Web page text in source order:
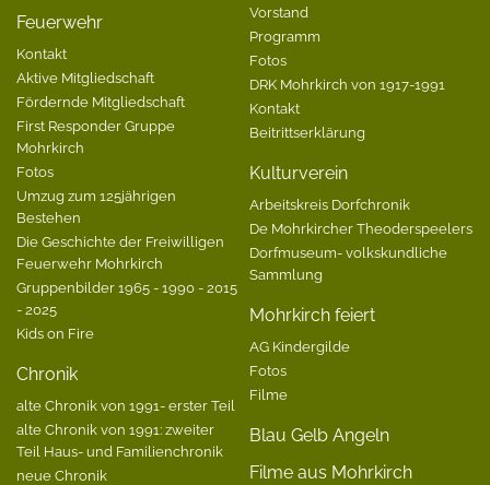
Feuerwehr
Kontakt
Aktive Mitgliedschaft
Fördernde Mitgliedschaft
First Responder Gruppe
Mohrkirch
Fotos
Umzug zum 125jährigen
Bestehen
Die Geschichte der Freiwilligen
Feuerwehr Mohrkirch
Gruppenbilder 1965 - 1990 - 2015
- 2025
Kids on Fire
Chronik
alte Chronik von 1991- erster Teil
alte Chronik von 1991: zweiter
Teil Haus- und Familienchronik
neue Chronik
Vorstand
Programm
Fotos
DRK Mohrkirch von 1917-1991
Kontakt
Beitrittserklärung
Kulturverein
Arbeitskreis Dorfchronik
De Mohrkircher Theoderspeelers
Dorfmuseum- volkskundliche
Sammlung
Mohrkirch feiert
AG Kindergilde
Fotos
Filme
Blau Gelb Angeln
Filme aus Mohrkirch